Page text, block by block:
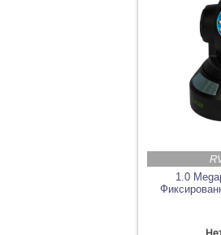
1.0